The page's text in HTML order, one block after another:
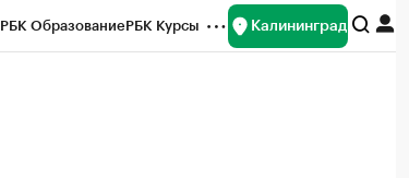
РБК ОбразованиеРБК Курсы Калининград